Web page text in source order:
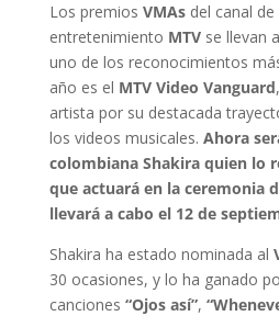
Los premios VMAs del canal
entretenimiento MTVse llevan
uno de los reconocimientos
año es el MTV Video Vanguard
artista por su destacada
los videos musicales. Ahora
colombiana Shakira quien lo
que actuará en la ceremonia
llevará a cabo el 12 de
Shakira ha estado nominada al
30 ocasiones, y lo ha ganado
canciones “Ojos así”,